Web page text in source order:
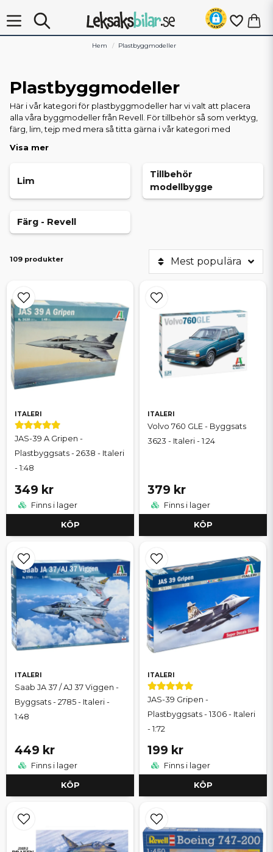
Hem Plastbyggmodeller
Plastbyggmodeller
Här i vår kategori för plastbyggmodeller har vi valt att placera
alla våra byggmodeller från Revell. För tillbehör så som verktyg,
färg, lim, tejp med mera så titta gärna i vår kategori med
svårighetsgrader och graderas ofta med en skala från ett till fem
du bygger din första modell.
Visa mer
Lim
Tillbehör
modellbygge
Färg - Revell
109 produkter Mest populära
ITALERI
JAS-39 A Gripen -
Plastbyggsats - 2638 - Italeri
- 1:48
349 kr
Finns i lager
KÖP
ITALERI
Volvo 760 GLE - Byggsats
3623 - Italeri - 1:24
379 kr
Finns i lager
KÖP
ITALERI
Saab JA 37 / AJ 37 Viggen -
Byggsats - 2785 - Italeri -
1:48
449 kr
Finns i lager
KÖP
ITALERI
JAS-39 Gripen -
Plastbyggsats - 1306 - Italeri
- 1:72
199 kr
Finns i lager
KÖP